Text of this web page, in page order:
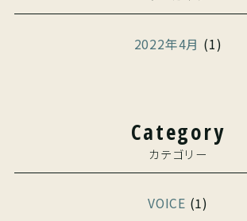
2022年4月 (1)
Category
カテゴリー
VOICE (1)